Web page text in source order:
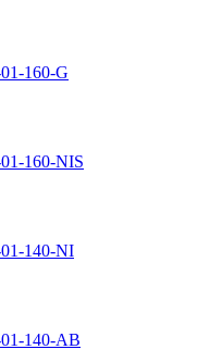
160-G
160-NIS
140-NI
140-AB